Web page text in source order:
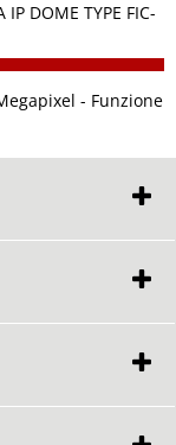
IP DOME TYPE FIC-
- Funzione